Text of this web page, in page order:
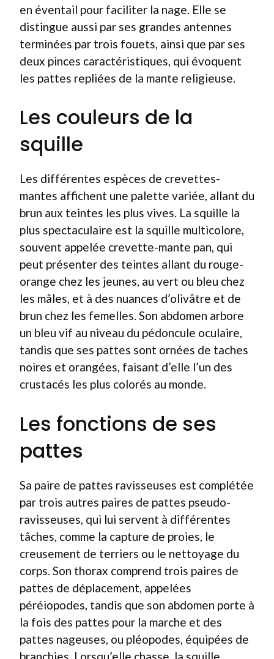
en éventail pour faciliter la nage. Elle se
distingue aussi par ses grandes antennes
terminées par trois fouets, ainsi que par ses
deux pinces caractéristiques, qui évoquent
les pattes repliées de la mante religieuse.
Les couleurs de la
squille
Les différentes espèces de crevettes-
mantes affichent une palette variée, allant du
brun aux teintes les plus vives. La squille la
plus spectaculaire est la squille multicolore,
souvent appelée crevette-mante pan, qui
peut présenter des teintes allant du rouge-
orange chez les jeunes, au vert ou bleu chez
les mâles, et à des nuances d’olivâtre et de
brun chez les femelles. Son abdomen arbore
un bleu vif au niveau du pédoncule oculaire,
tandis que ses pattes sont ornées de taches
noires et orangées, faisant d’elle l’un des
crustacés les plus colorés au monde.
Les fonctions de ses
pattes
Sa paire de pattes ravisseuses est complétée
par trois autres paires de pattes pseudo-
ravisseuses, qui lui servent à différentes
tâches, comme la capture de proies, le
creusement de terriers ou le nettoyage du
corps. Son thorax comprend trois paires de
pattes de déplacement, appelées
péréiopodes, tandis que son abdomen porte à
la fois des pattes pour la marche et des
pattes nageuses, ou pléopodes, équipées de
branchies. Lorsqu’elle chasse, la squille